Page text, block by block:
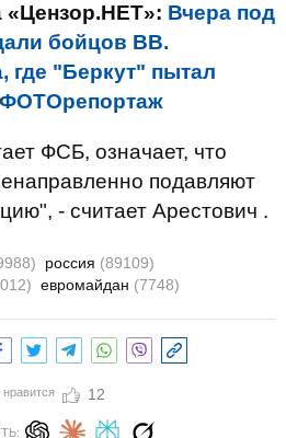
«Цензор.НЕТ»: Вчера под
бойцов ВВ.
где "Беркут" пытал
ФОТОрепортаж
ФСБ, означает, что
подавляют
- считает Арестович .
россия (89109)
евромайдан (7748)
12